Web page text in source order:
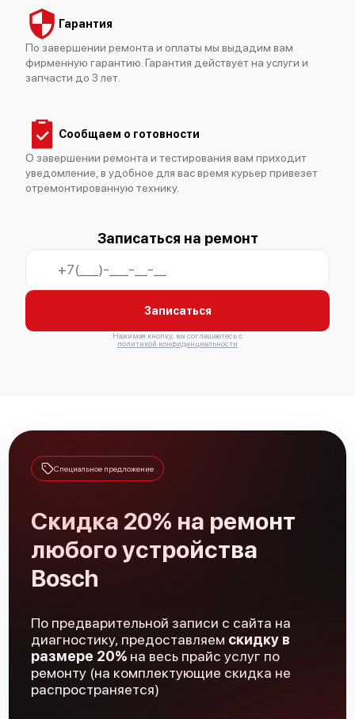
Bosch HSS712KEU
Bosch HSS710KEU
Гарантия
По завершении ремонта и оплаты мы выдадим вам
фирменную гарантию. Гарантия действует на услуги и
запчасти до 3 лет.
Сообщаем о готовности
О завершении ремонта и тестирования вам приходит
уведомление, в удобное для вас время курьер привезет
отремонтированную технику.
Записаться на ремонт
Записаться
Нажимая кнопку, вы соглашаетесь с
политикой конфиденциальности
Специальное предложение
Скидка 20% на ремонт
любого устройства
Bosch
По предварительной записи с сайта на
диагностику, предоставляем скидку в
размере 20% на весь прайс услуг по
ремонту (на комплектующие скидка не
распространяется)